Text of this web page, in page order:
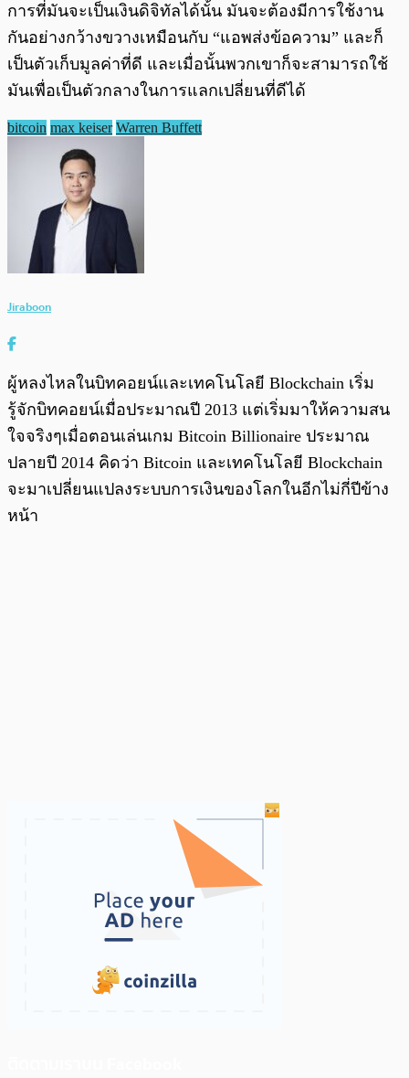
การที่มันจะเป็นเงินดิจิทัลได้นั้น มันจะต้องมีการใช้งาน
กันอย่างกว้างขวางเหมือนกับ “แอพส่งข้อความ” และก็
เป็นตัวเก็บมูลค่าที่ดี และเมื่อนั้นพวกเขาก็จะสามารถใช้
มันเพื่อเป็นตัวกลางในการแลกเปลี่ยนที่ดีได้
bitcoin max keiser Warren Buffett
Jiraboon
ผู้หลงไหลในบิทคอยน์และเทคโนโลยี Blockchain เริ่ม
รู้จักบิทคอยน์เมื่อประมาณปี 2013 แต่เริ่มมาให้ความสน
ใจจริงๆเมื่อตอนเล่นเกม Bitcoin Billionaire ประมาณ
ปลายปี 2014 คิดว่า Bitcoin และเทคโนโลยี Blockchain
จะมาเปลี่ยนแปลงระบบการเงินของโลกในอีกไม่กี่ปีข้าง
หน้า